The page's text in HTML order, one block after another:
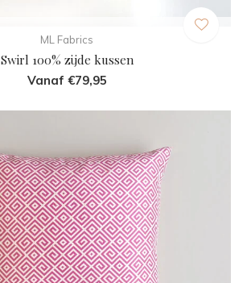
ML Fabrics
Swirl 100% zijde kussen
Vanaf €79,95